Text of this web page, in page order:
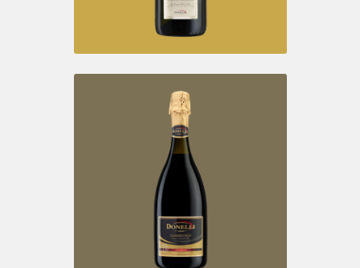
PROSECCO D.O.C.
Spumante Brut